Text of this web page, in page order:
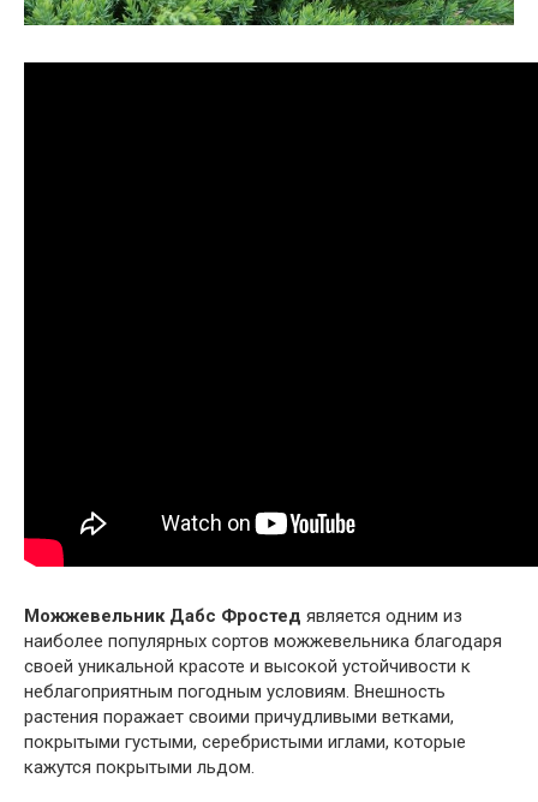
Можжевельник Дабс Фростед является одним из
наиболее популярных сортов можжевельника благодаря
своей уникальной красоте и высокой устойчивости к
неблагоприятным погодным условиям. Внешность
растения поражает своими причудливыми ветками,
покрытыми густыми, серебристыми иглами, которые
кажутся покрытыми льдом.